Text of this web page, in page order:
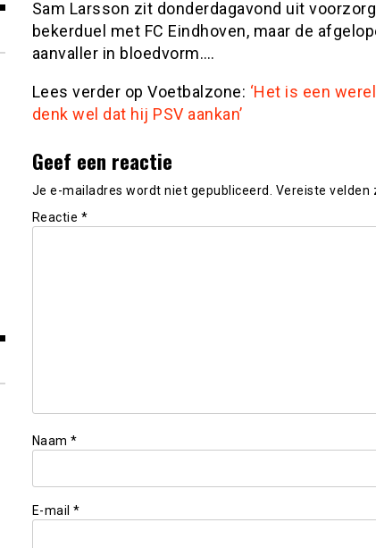
Sam Larsson zit donderdagavond uit
bekerduel met FC Eindhoven, maar de
aanvaller in bloedvorm….
Lees verder op Voetbalzone: ‘Het is een
denk wel dat hij PSV aankan’
Geef een reactie
Je e-mailadres wordt niet gepubliceerd. Vereiste velden
Reactie *
Naam *
E-mail *